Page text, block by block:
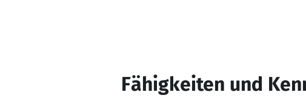
Fähigkeiten und